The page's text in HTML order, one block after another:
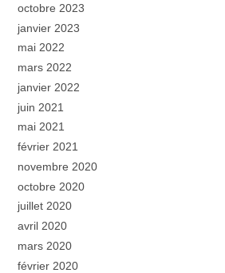
octobre 2023
janvier 2023
mai 2022
mars 2022
janvier 2022
juin 2021
mai 2021
février 2021
novembre 2020
octobre 2020
juillet 2020
avril 2020
mars 2020
février 2020